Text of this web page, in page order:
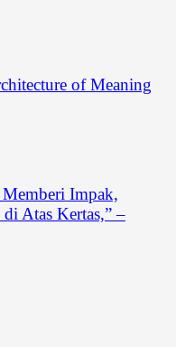
of Meaning
Impak,
Atas Kertas,” –